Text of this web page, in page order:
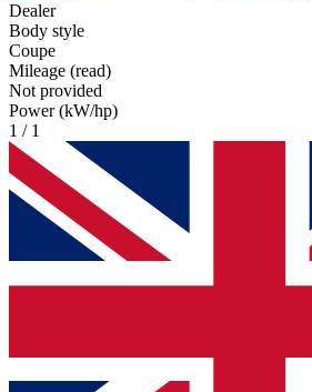
Dealer
Body style
Coupe
Mileage (read)
Not provided
Power (kW/hp)
1 / 1